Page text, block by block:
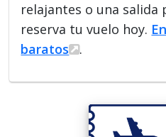
relajantes o una salida
reserva tu vuelo hoy.
baratos
.